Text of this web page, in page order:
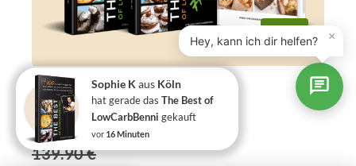
Starter-Paket #2
Perfekt zum Starten
7 Bewertungen
139.90 €
Sophie K aus Köln
hat gerade das The Best of
LowCarbBenni gekauft
vor 16 Minuten
Hey, kann ich dir helfen? ×